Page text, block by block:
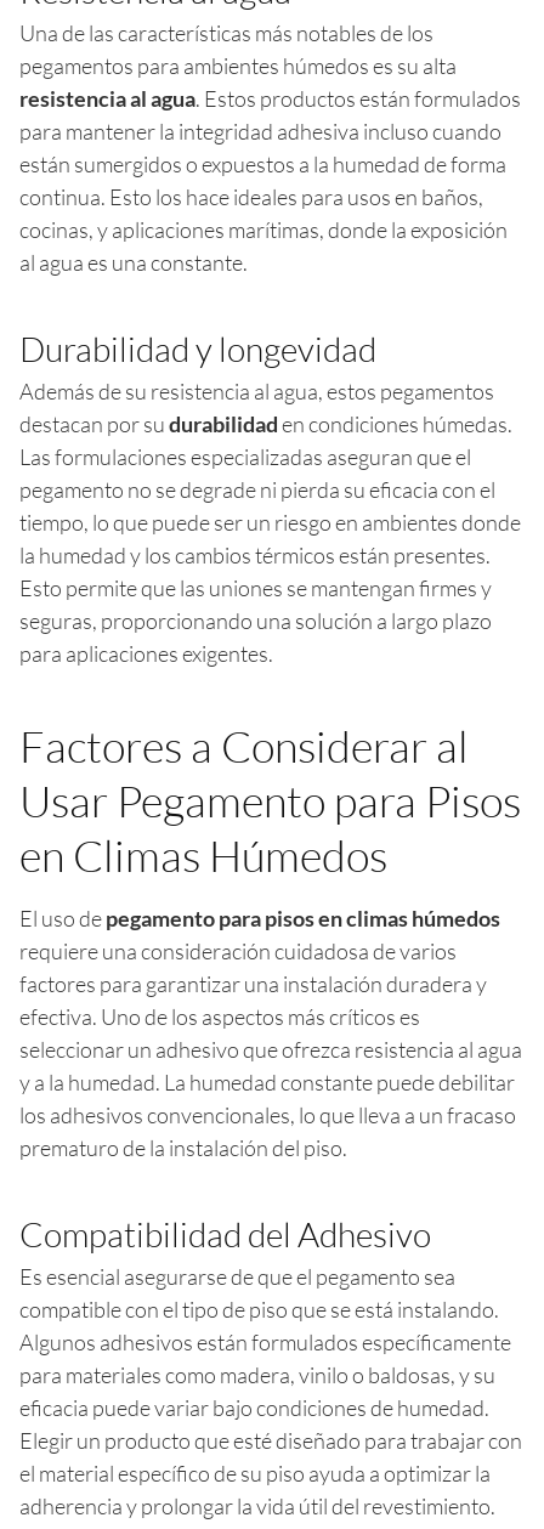
Una de las características más notables de los
pegamentos para ambientes húmedos es su alta
resistencia al agua. Estos productos están formulados
para mantener la integridad adhesiva incluso cuando
están sumergidos o expuestos a la humedad de forma
continua. Esto los hace ideales para usos en baños,
cocinas, y aplicaciones marítimas, donde la exposición
al agua es una constante.
Durabilidad y longevidad
Además de su resistencia al agua, estos pegamentos
destacan por sudurabilidaden condiciones húmedas.
Las formulaciones especializadas aseguran que el
pegamento no se degrade ni pierda su eficacia con el
tiempo, lo que puede ser un riesgo en ambientes donde
la humedad y los cambios térmicos están presentes.
Esto permite que las uniones se mantengan firmes y
seguras, proporcionando una solución a largo plazo
para aplicaciones exigentes.
Factores a Considerar al
Usar Pegamento para Pisos
en Climas Húmedos
El uso depegamento para pisos en climas húmedos
requiere una consideración cuidadosa de varios
factores para garantizar una instalación duradera y
efectiva. Uno de los aspectos más críticos es
seleccionar un adhesivo que ofrezca resistencia al agua
y a la humedad. La humedad constante puede debilitar
los adhesivos convencionales, lo que lleva a un fracaso
prematuro de la instalación del piso.
Compatibilidad del Adhesivo
Es esencial asegurarse de que el pegamento sea
compatible con el tipo de piso que se está instalando.
Algunos adhesivos están formulados específicamente
para materiales como madera, vinilo o baldosas, y su
eficacia puede variar bajo condiciones de humedad.
Elegir un producto que esté diseñado para trabajar con
el material específico de su piso ayuda a optimizar la
adherencia y prolongar la vida útil del revestimiento.